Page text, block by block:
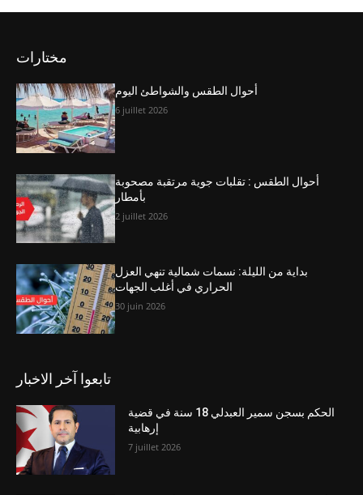
مختارات
أحوال الطقس والشواطئ اليوم
6 juillet 2026
أحوال الطقس : تقلبات جوية مرتقبة مصحوبة
بأمطار
2 juillet 2026
بداية من الليلة: نسمات شمالية تنهي العزل
الحراري في أغلب الجهات
30 juin 2026
تابعوا آخر الاخبار
الحكم بسجن سمير العبدلي 18 سنة في قضية
إرهابية
7 juillet 2026